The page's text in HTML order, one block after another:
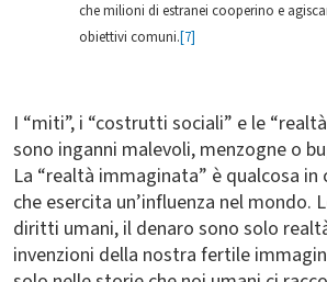
che milioni di estranei cooperino e
obiettivi comuni.[7]
I “miti”, i “costrutti sociali” e le
sono inganni malevoli, menzogne o
La “realtà immaginata” è qualcosa
che esercita un’influenza nel mondo.
diritti umani, il denaro sono solo
invenzioni della nostra fertile